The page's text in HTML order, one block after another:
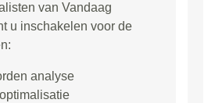
van Vandaag
u inschakelen voor de
analyse